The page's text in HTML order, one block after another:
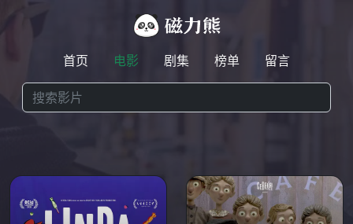
首页 电影 剧集 榜单 留言